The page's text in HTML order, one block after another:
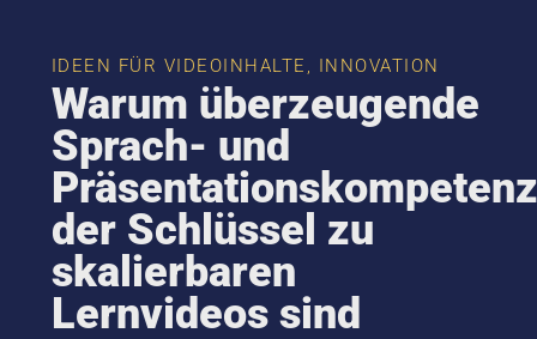
IDEEN FÜR VIDEOINHALTE , INNOVATION
Warum überzeugende
Sprach- und
der Schlüssel zu
skalierbaren
Lernvideos sind